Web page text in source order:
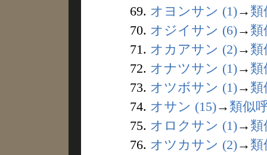
69. オヨンサン (1)→ 類
70. オジイサン (6)→ 類
71. オカアサン (2)→ 類
72. オナツサン (1)→ 類
73. オツボサン (1)→ 類
74. オサン (15)→ 類似
75. オロクサン (1)→ 類
76. オツカサン (2)→ 類